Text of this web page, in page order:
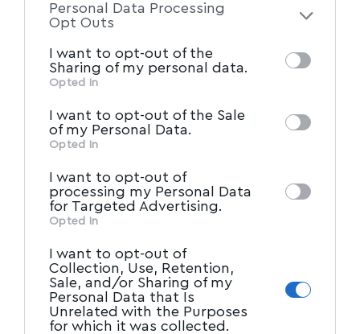
of the further disclosure of your personal
of downstream participants. This
information may also be disclosed by us to
Participantsthat may further disclose it to
other third parties.
Personal Data Processing
Opt Outs
I want to opt-out of the
Sharing of my personal data.
Opted In
I want to opt-out of the Sale
of my Personal Data.
Opted In
I want to opt-out of
processing my Personal Data
for Targeted Advertising.
Opted In
I want to opt-out of
Collection, Use, Retention,
Sale, and/or Sharing of my
Personal Data that Is
Unrelated with the Purposes
for which it was collected.